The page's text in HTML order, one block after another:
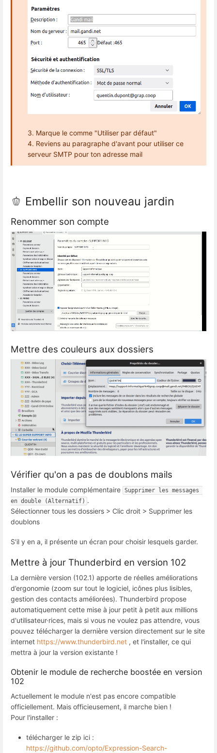
3. Marque le comme "Utiliser par défaut"
4. Reviens au paragraphe d'avant pour utiliser ce
serveur SMTP pour ton adresse mail
🫑 Embellir son nouveau jardin
Renommer son compte
Mettre des couleurs aux dossiers
Vérifier qu'on a pas de doublons mails
Installer le module complémentaire Supprimer les messages
en double (Alternatif) .
Sélectionner tous les dossiers > Clic droit > Supprimer les
doublons
S'il y en a, il présente un écran pour choisir lesquels garder.
Mettre à jour Thunderbird en version 102
La dernière version (102.1) apporte de réelles améliorations
d’ergonomie (zoom sur tout le logiciel, icônes plus lisibles,
gestion des contacts améliorées). Thunderbird propose
automatiquement cette mise à jour petit à petit aux millions
d'utilisateur·rices, mais si vous ne voulez pas attendre, vous
pouvez télécharger la dernière version directement sur le site
internet https://www.thunderbird.net , et l'installer, ce qui
mettra à jour la version existante !
Obtenir le module de recherche boostée en version
102
Actuellement le module n'est pas encore compatible
officiellement. Mais officieusement, il marche bien !
Pour l'installer :
télécharger le zip ici :
https://github.com/opto/Expression-Search-